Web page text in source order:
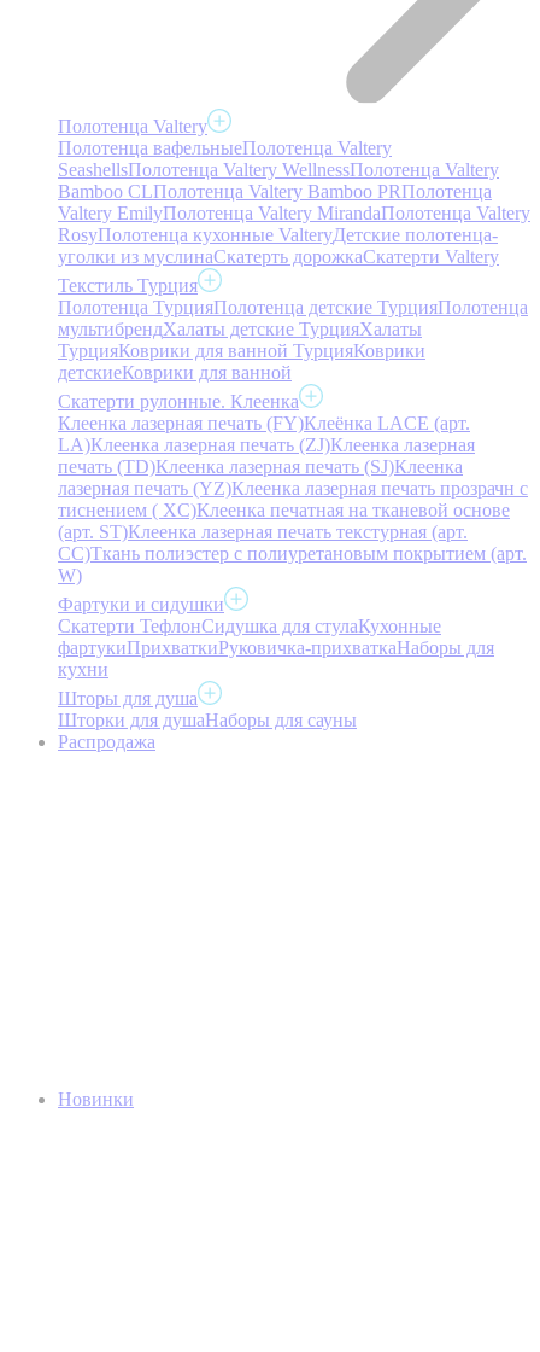
Полотенца Valtery
Полотенца вафельныеПолотенца Valtery
SeashellsПолотенца Valtery WellnessПолотенца Valtery
Bamboo CLПолотенца Valtery Bamboo PRПолотенца
Valtery EmilyПолотенца Valtery MirandaПолотенца Valtery
RosyПолотенца кухонные ValteryДетские полотенца-
уголки из муслинаСкатерть дорожкаСкатерти Valtery
Текстиль Турция
Полотенца ТурцияПолотенца детские ТурцияПолотенца
мультибрендХалаты детские ТурцияХалаты
ТурцияКоврики для ванной ТурцияКоврики
детскиеКоврики для ванной
Скатерти рулонные. Клеенка
Клеенка лазерная печать (FY)Клеёнка LACE (арт.
LA)Клеенка лазерная печать (ZJ)Клеенка лазерная
печать (TD)Клеенка лазерная печать (SJ)Клеенка
лазерная печать (YZ)Клеенка лазерная печать прозрачн с
тиснением ( XC)Клеенка печатная на тканевой основе
(арт. ST)Клеенка лазерная печать текстурная (арт.
CC)Ткань полиэстер с полиуретановым покрытием (арт.
W)
Фартуки и сидушки
Скатерти ТефлонСидушка для стулаКухонные
фартукиПрихваткиРуковичка-прихваткаНаборы для
кухни
Шторы для душа
Шторки для душаНаборы для сауны
Распродажа
Новинки